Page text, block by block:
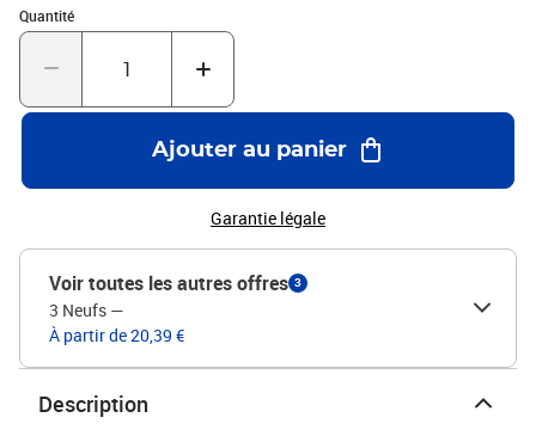
magenta, bordeaux, carmin, bleu clair, bleu cobalt, cyan, orange,
orange clair, chair, brun orange, vert, vert jaune, vert prairie, vert
olive, mauve, bleu de Delft, terre de sienne, brun van Dyck, gris, noir
Quantité
Quantité : 1
Ajouter au panier
Garantie légale
Voir toutes les autres offres 3
3 Neufs —
À partir de 20,39 €
Description